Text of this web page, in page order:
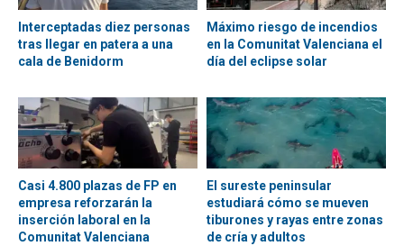
Interceptadas diez personas
tras llegar en patera a una
cala de Benidorm
Máximo riesgo de incendios
en la Comunitat Valenciana el
día del eclipse solar
Casi 4.800 plazas de FP en
empresa reforzarán la
inserción laboral en la
Comunitat Valenciana
El sureste peninsular
estudiará cómo se mueven
tiburones y rayas entre zonas
de cría y adultos